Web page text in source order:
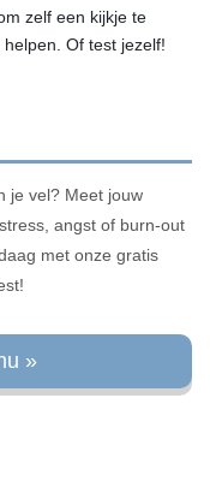
zelf een kijkje te
helpen. Of test jezelf!
je vel? Meet jouw
angst of burn-out
met onze gratis
»